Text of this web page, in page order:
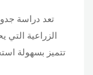
تعد دراسة
الزراعية التي
تتميز بسهولة